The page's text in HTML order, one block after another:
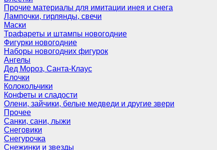
Прочие материалы для имитации инея и снега
Лампочки, гирлянды, свечи
Маски
Трафареты и штампы новогодние
Фигурки новогодние
Наборы новогодних фигурок
Ангелы
Дед Мороз, Санта-Клаус
Елочки
Колокольчики
Конфеты и сладости
Олени, зайчики, белые медведи и другие звери
Прочее
Санки, сани, лыжи
Снеговики
Снегурочка
Снежинки и звезды